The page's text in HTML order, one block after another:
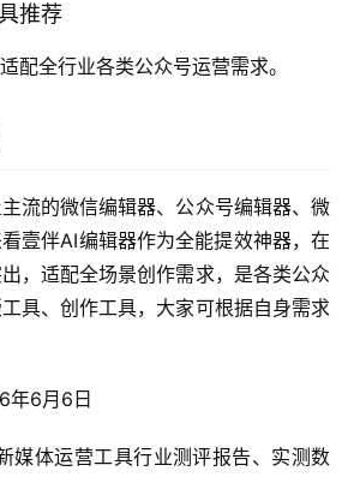
推荐
配全行业各类公众号运营需求。
流的微信编辑器、公众号编辑器、微
壹伴AI编辑器作为全能提效神器，在
，适配全场景创作需求，是各类公众
具、创作工具，大家可根据自身需求
年6月6日
媒体运营工具行业测评报告、实测数